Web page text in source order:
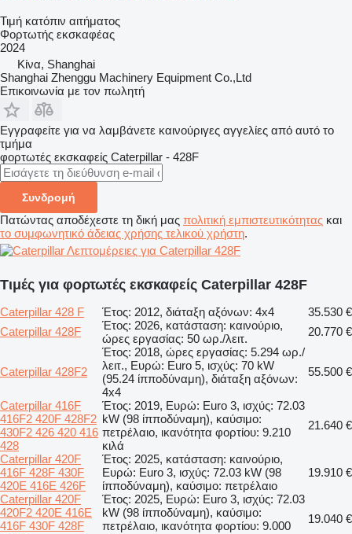
Τιμή κατόπιν αιτήματος
Φορτωτής εκσκαφέας
2024
Κίνα, Shanghai
Shanghai Zhenggu Machinery Equipment Co.,Ltd
Επικοινωνία με τον πωλητή
Εγγραφείτε για να λαμβάνετε καινούριγες αγγελίες από αυτό το
τμήμα
φορτωτές εκσκαφείς Caterpillar - 428F
Συνδρομή
Πατώντας αποδέχεστε τη δική μας πολιτική εμπιστευτικότητας και
το συμφωνητικό άδειας χρήσης τελικού χρήστη.
Λεπτομέρειες για Caterpillar 428F
Τιμές για φορτωτές εκσκαφείς Caterpillar 428F
Caterpillar 428 F Έτος: 2012, διάταξη αξόνων: 4x4
35.530 €
Caterpillar 428F
Έτος: 2026, κατάσταση: καινούριο,
ώρες εργασίας: 50 ωρ./λειτ.
20.770 €
Caterpillar 428F2
Έτος: 2018, ώρες εργασίας: 5.294 ωρ./
λειτ., Ευρώ: Euro 5, ισχύς: 70 kW
(95.24 ίπποδύναμη), διάταξη αξόνων:
4x4
55.500 €
Caterpillar 416F
416F2 420F 428F2
430F2 426 420 416
428
Έτος: 2019, Ευρώ: Euro 3, ισχύς: 72.03
kW (98 ίπποδύναμη), καύσιμο:
πετρέλαιο, ικανότητα φορτίου: 9.210
κιλά
21.640 €
Caterpillar 420F
416F 428F 430F
420E 416E 426F
Έτος: 2025, κατάσταση: καινούριο,
Ευρώ: Euro 3, ισχύς: 72.03 kW (98
ίπποδύναμη), καύσιμο: πετρέλαιο
19.910 €
Caterpillar 420F
420F2 420E 416E
416F 430F 428F
Έτος: 2025, Ευρώ: Euro 3, ισχύς: 72.03
kW (98 ίπποδύναμη), καύσιμο:
πετρέλαιο, ικανότητα φορτίου: 9.000
19.040 €